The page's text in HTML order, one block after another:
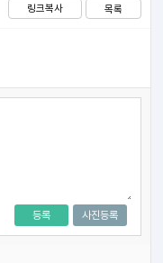
링크복사 목록
사진등록
등록